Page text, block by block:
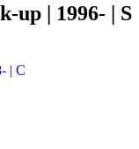
up | 1996- | S